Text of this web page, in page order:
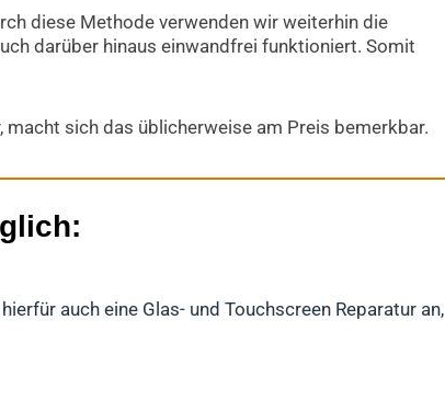
diese Methode verwenden wir weiterhin die
darüber hinaus einwandfrei funktioniert. Somit
sich das üblicherweise am Preis bemerkbar.
auch eine Glas- und Touchscreen Reparatur an,